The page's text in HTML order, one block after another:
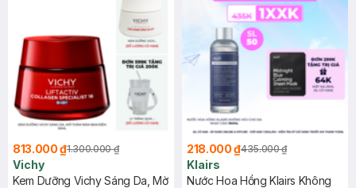
813.000 ₫1.300.000 ₫
Vichy
Kem Dưỡng Vichy Sáng Da, Mờ
218.000 ₫435.000 ₫
Klairs
Nước Hoa Hồng Klairs Không